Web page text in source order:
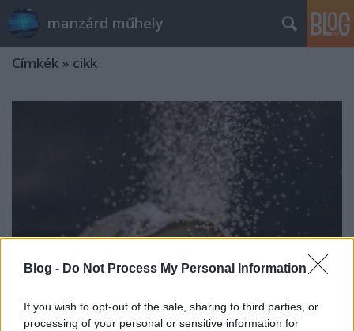
Blog - Do Not Process My Personal Information
If you wish to opt-out of the sale, sharing to third parties, or
processing of your personal or sensitive information for
manzárd műhely
Címkék » cikk